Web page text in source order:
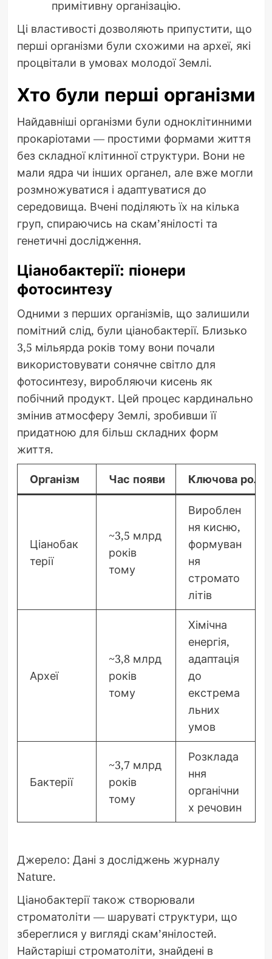
примітивну організацію.
Ці властивості дозволяють припустити, що
перші організми були схожими на археї, які
процвітали в умовах молодої Землі.
Хто були перші організми
Найдавніші організми були одноклітинними
прокаріотами — простими формами життя
без складної клітинної структури. Вони не
мали ядра чи інших органел, але вже могли
розмножуватися і адаптуватися до
середовища. Вчені поділяють їх на кілька
груп, спираючись на скам’янілості та
генетичні дослідження.
Ціанобактерії: піонери
фотосинтезу
Одними з перших організмів, що залишили
помітний слід, були ціанобактерії. Близько
3,5 мільярда років тому вони почали
використовувати сонячне світло для
фотосинтезу, виробляючи кисень як
побічний продукт. Цей процес кардинально
змінив атмосферу Землі, зробивши її
придатною для більш складних форм
життя.
Організм Час появи Ключова роль
Ціанобак
терії
~3,5 млрд
років
тому
Вироблен
ня кисню,
формуван
ня
стромато
літів
Археї
~3,8 млрд
років
тому
Хімічна
енергія,
адаптація
до
екстрема
льних
умов
Бактерії
~3,7 млрд
років
тому
Розклада
ння
органічни
х речовин
Джерело: Дані з досліджень журналу
Nature.
Ціанобактерії також створювали
строматоліти — шаруваті структури, що
збереглися у вигляді скам’янілостей.
Найстаріші строматоліти, знайдені в